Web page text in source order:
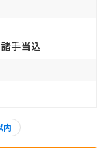
手当込
内